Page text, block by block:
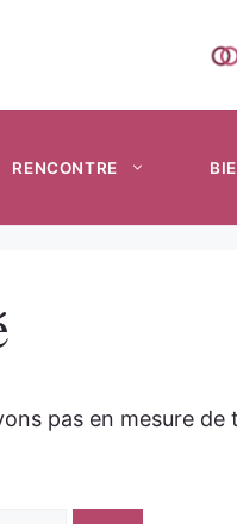
RENCONTRE
pas en mesure